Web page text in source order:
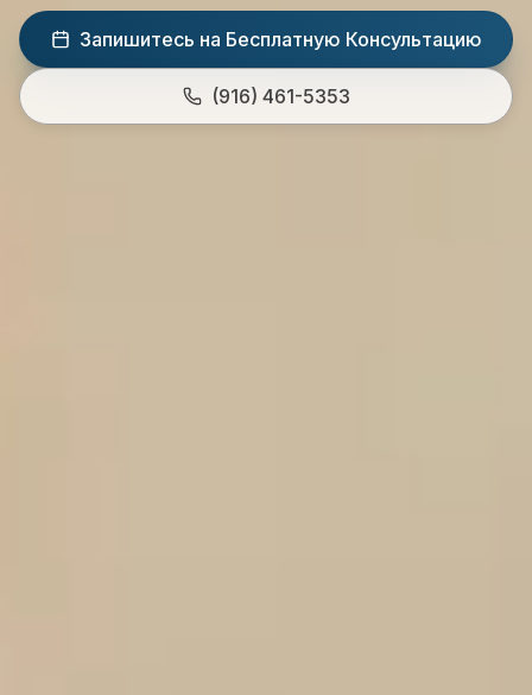
Запишитесь на Бесплатную Консультацию
(916) 461-5353